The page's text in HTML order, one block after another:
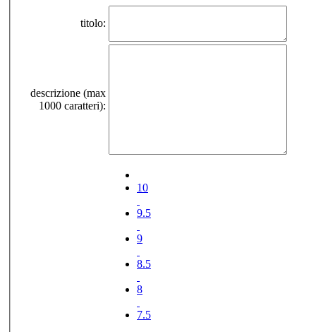
titolo:
descrizione (max
1000 caratteri):
10
9.5
9
8.5
8
7.5